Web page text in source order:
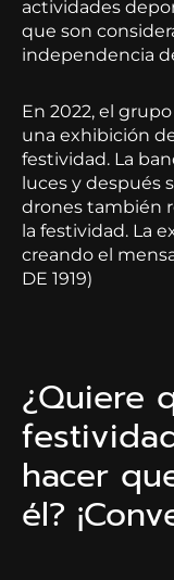
actividades
que son
independencia
En 2022, el
una exhibición
festividad. La
luces y después
drones también
la festividad. La
creando el
DE 1919)
¿Quiere
hacer
él?